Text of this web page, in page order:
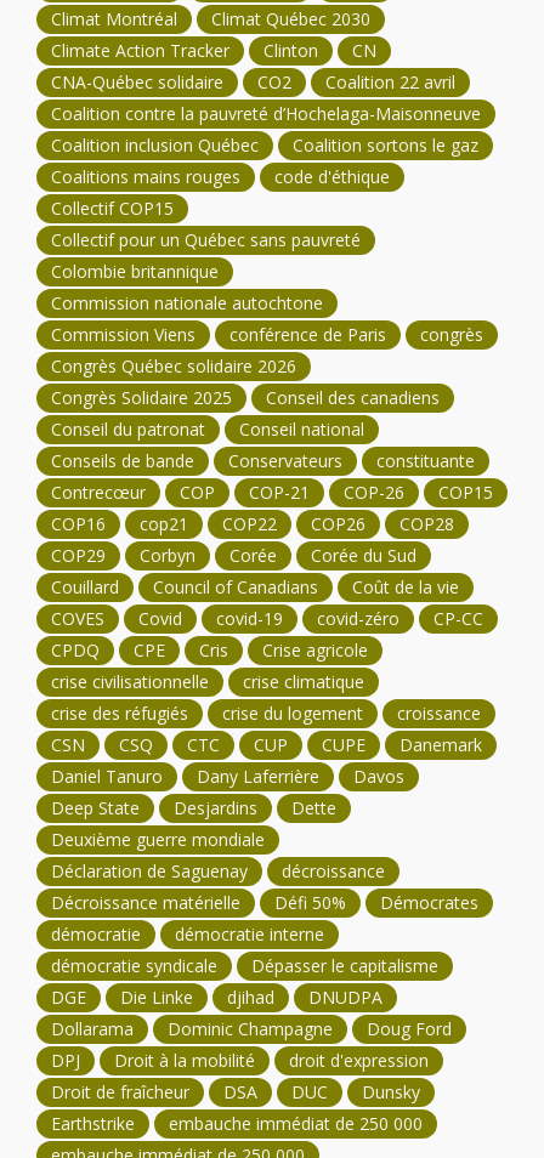
Climat Montréal
Climat Québec 2030
Climate Action Tracker
Clinton
CN
CNA-Québec solidaire
CO2
Coalition 22 avril
Coalition contre la pauvreté d’Hochelaga-Maisonneuve
Coalition inclusion Québec
Coalition sortons le gaz
Coalitions mains rouges
code d'éthique
Collectif COP15
Collectif pour un Québec sans pauvreté
Colombie britannique
Commission nationale autochtone
Commission Viens
conférence de Paris
congrès
Congrès Québec solidaire 2026
Congrès Solidaire 2025
Conseil des canadiens
Conseil du patronat
Conseil national
Conseils de bande
Conservateurs
constituante
Contrecœur
COP COP-21 COP-26
COP15
COP16
cop21 COP22 COP26
COP28
COP29
Corbyn Corée
Corée du Sud
Couillard
Council of Canadians
Coût de la vie
COVES
Covid covid-19 covid-zéro
CP-CC
CPDQ
CPE Cris
Crise agricole
crise civilisationnelle
crise climatique
crise des réfugiés
crise du logement
croissance
CSN
CSQ CTC CUP CUPE
Danemark
Daniel Tanuro
Dany Laferrière
Davos
Deep State
Desjardins
Dette
Deuxième guerre mondiale
Déclaration de Saguenay
décroissance
Décroissance matérielle
Défi 50%
Démocrates
démocratie
démocratie interne
démocratie syndicale
Dépasser le capitalisme
DGE
Die Linke djihad
DNUDPA
Dollarama
Dominic Champagne
Doug Ford
DPJ
Droit à la mobilité
droit d'expression
Droit de fraîcheur
DSA DUC
Dunsky
Earthstrike
embauche immédiat de 250 000